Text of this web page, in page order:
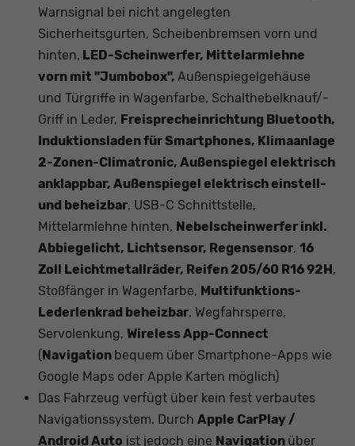
Warnsignal bei nicht angelegten
Sicherheitsgurten, Scheibenbremsen vorn und
hinten, LED-Scheinwerfer, Mittelarmlehne
vorn mit "Jumbobox", Außenspiegelgehäuse
und Türgriffe in Wagenfarbe, Schalthebelknauf/-
Griff in Leder, Freisprecheinrichtung Bluetooth,
Induktionsladen für Smartphones, Klimaanlage
2-Zonen-Climatronic, Außenspiegel elektrisch
anklappbar, Außenspiegel elektrisch einstell-
und beheizbar, USB-C Schnittstelle,
Mittelarmlehne hinten, Nebelscheinwerfer inkl.
Abbiegelicht, Lichtsensor, Regensensor, 16
Zoll Leichtmetallräder, Reifen 205/60 R16 92H ,
Stoßfänger in Wagenfarbe, Multifunktions-
Lederlenkrad beheizbar, Wegfahrsperre,
Servolenkung, Wireless App-Connect
( Navigation bequem über Smartphone-Apps wie
Google Maps oder Apple Karten möglich)
Das Fahrzeug verfügt über kein fest verbautes
Navigationssystem. Durch Apple CarPlay /
Android Auto ist jedoch eine Navigation über